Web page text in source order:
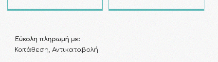
Εύκολη πληρωμή με:
Κατάθεση, Αντικαταβολή